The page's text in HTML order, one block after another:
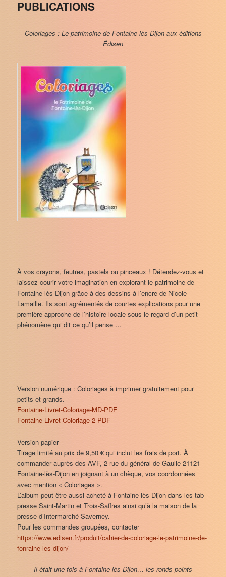
PUBLICATIONS
Coloriages : Le patrimoine de Fontaine-lès-Dijon aux éditions
Édisen
À vos crayons, feutres, pastels ou pinceaux ! Détendez-vous et
laissez courir votre imagination en explorant le patrimoine de
Fontaine-lès-Dijon grâce à des dessins à l’encre de Nicole
Lamaille. Ils sont agrémentés de courtes explications pour une
première approche de l’histoire locale sous le regard d’un petit
phénomène qui dit ce qu’il pense …
Version numérique : Coloriages à imprimer gratuitement pour
petits et grands.
Fontaine-Livret-Coloriage-MD-PDF
Fontaine-Livret-Coloriage-2-PDF
Version papier
Tirage limité au prix de 9,50 € qui inclut les frais de port. À
commander auprès des AVF, 2 rue du général de Gaulle 21121
Fontaine-lès-Dijon en joignant à un chèque, vos coordonnées
avec mention « Coloriages ».
L’album peut être aussi acheté à Fontaine-lès-Dijon dans les tab
presse Saint-Martin et Trois-Saffres ainsi qu’à la maison de la
presse d’Intermarché Saverney.
Pour les commandes groupées, contacter
https://www.edisen.fr/produit/cahier-de-coloriage-le-patrimoine-de-
fonraine-les-dijon/
Il était une fois à Fontaine-lès-Dijon… les ronds-points